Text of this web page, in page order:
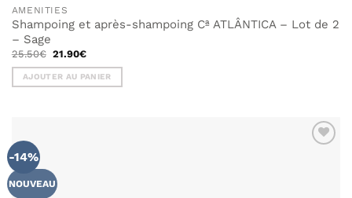
AMENITIES
Shampoing et après-shampoing Cª ATLÂNTICA – Lot de 2
– Sage
25.50€ Le
initial
était :
25.50€.
21.90€Le
actuel
est :
21.90€.
AJOUTER AU PANIER
-14%
NOUVEAU